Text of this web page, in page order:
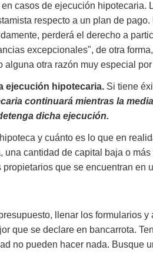
casos de ejecución
respecto a un plan de
perderá el derecho a
excepcionales", de otra
otra razón muy especial
ejecución hipotecaria. Si tiene
continuará mientras la
dicha ejecución.
y cuánto es lo que en
cantidad de capital baja o
que se encuentran en
llenar los formularios
que se declare en bancarrota.
no pueden hacer nada. Busque